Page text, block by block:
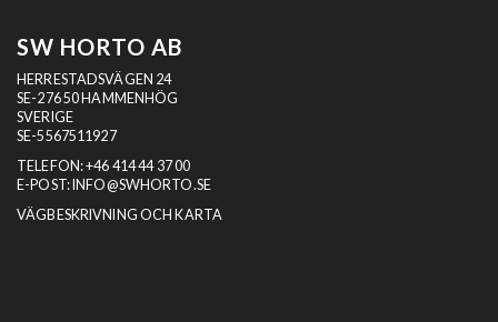
SW HORTO AB
HERRESTADSVÄGEN 24
SE-276 50 HAMMENHÖG
SVERIGE
SE-5567511927
TELEFON:+46 414 44 37 00
E-POST:INFO@SWHORTO.SE
VÄGBESKRIVNING OCH KARTA